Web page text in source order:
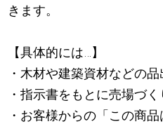
きます。
【具体的には…】
・木材や建築資材などの
・指示書をもとに売場づく
・お客様からの「この商